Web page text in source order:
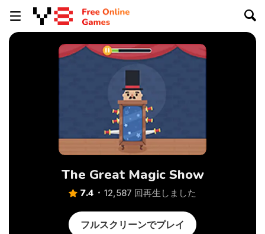
The Great Magic Show
7.4 12,587 回再生しました
フルスクリーンでプレイ